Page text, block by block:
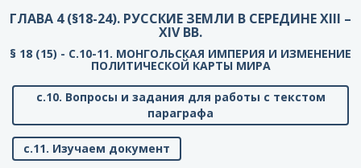
ГЛАВА 4 (§18-24). РУССКИЕ ЗЕМЛИ В СЕРЕДИНЕ XIII –
XIV ВВ.
§ 18 (15) - C.10-11. МОНГОЛЬСКАЯ ИМПЕРИЯ И ИЗМЕНЕНИЕ
ПОЛИТИЧЕСКОЙ КАРТЫ МИРА
с.10. Вопросы и задания для работы с текстом
параграфа
с.11. Изучаем документ